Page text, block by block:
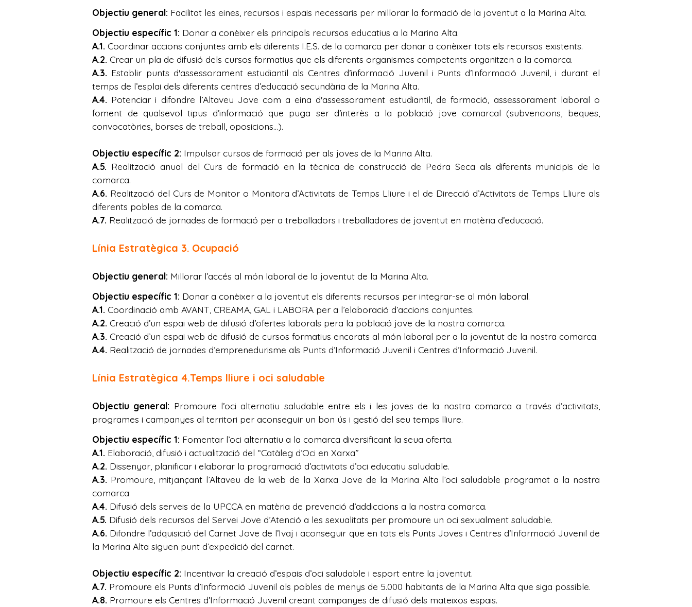
Objectiu general: Facilitat les eines, recursos i espais necessaris per millorar la formació de la joventut a la Marina Alta.
Objectiu específic 1: Donar a conèixer els principals recursos educatius a la Marina Alta.
A.1. Coordinar accions conjuntes amb els diferents I.E.S. de la comarca per donar a conèixer tots els recursos existents.
A.2. Crear un pla de difusió dels cursos formatius que els diferents organismes competents organitzen a la comarca.
A.3. Establir punts d'assessorament estudiantil als Centres d’informació Juvenil i Punts d’Informació Juvenil, i durant el
temps de l’esplai dels diferents centres d’educació secundària de la Marina Alta.
A.4. Potenciar i difondre l’Altaveu Jove com a eina d'assessorament estudiantil, de formació, assessorament laboral o
foment de qualsevol tipus d’informació que puga ser d’interès a la població jove comarcal (subvencions, beques,
convocatòries, borses de treball, oposicions…).
Objectiu específic 2: Impulsar cursos de formació per als joves de la Marina Alta.
A.5. Realització anual del Curs de formació en la tècnica de construcció de Pedra Seca als diferents municipis de la
comarca.
A.6. Realització del Curs de Monitor o Monitora d’Activitats de Temps Lliure i el de Direcció d’Activitats de Temps Lliure als
diferents pobles de la comarca.
A.7. Realització de jornades de formació per a treballadors i treballadores de joventut en matèria d’educació.
Línia Estratègica 3. Ocupació
Objectiu general: Millorar l’accés al món laboral de la joventut de la Marina Alta.
Objectiu específic 1: Donar a conèixer a la joventut els diferents recursos per integrar-se al món laboral.
A.1. Coordinació amb AVANT, CREAMA, GAL i LABORA per a l’elaboració d’accions conjuntes.
A.2. Creació d’un espai web de difusió d’ofertes laborals pera la població jove de la nostra comarca.
A.3. Creació d’un espai web de difusió de cursos formatius encarats al món laboral per a la joventut de la nostra comarca.
A.4. Realització de jornades d’emprenedurisme als Punts d’Informació Juvenil i Centres d’Informació Juvenil.
Línia Estratègica 4.Temps lliure i oci saludable
Objectiu general: Promoure l’oci alternatiu saludable entre els i les joves de la nostra comarca a través d’activitats,
programes i campanyes al territori per aconseguir un bon ús i gestió del seu temps lliure.
Objectiu específic 1: Fomentar l’oci alternatiu a la comarca diversificant la seua oferta.
A.1. Elaboració, difusió i actualització del “Catàleg d’Oci en Xarxa”
A.2. Dissenyar, planificar i elaborar la programació d’activitats d’oci educatiu saludable.
A.3. Promoure, mitjançant l’Altaveu de la web de la Xarxa Jove de la Marina Alta l’oci saludable programat a la nostra
comarca
A.4. Difusió dels serveis de la UPCCA en matèria de prevenció d’addiccions a la nostra comarca.
A.5. Difusió dels recursos del Servei Jove d’Atenció a les sexualitats per promoure un oci sexualment saludable.
A.6. Difondre l’adquisició del Carnet Jove de l’Ivaj i aconseguir que en tots els Punts Joves i Centres d’Informació Juvenil de
la Marina Alta siguen punt d’expedició del carnet.
Objectiu específic 2: Incentivar la creació d’espais d’oci saludable i esport entre la joventut.
A.7. Promoure els Punts d’Informació Juvenil als pobles de menys de 5.000 habitants de la Marina Alta que siga possible.
A.8. Promoure els Centres d’Informació Juvenil creant campanyes de difusió dels mateixos espais.